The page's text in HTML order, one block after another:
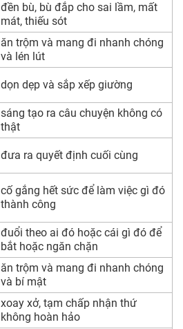
đền bù, bù đắp cho sai lầm, mất
mát, thiếu sót
ăn trộm và mang đi nhanh chóng
và lén lút
dọn dẹp và sắp xếp giường
sáng tạo ra câu chuyện không có
thật
đưa ra quyết định cuối cùng
cố gắng hết sức để làm việc gì đó
thành công
đuổi theo ai đó hoặc cái gì đó để
bắt hoặc ngăn chặn
ăn trộm và mang đi nhanh chóng
và bí mật
xoay xở, tạm chấp nhận thứ
không hoàn hảo